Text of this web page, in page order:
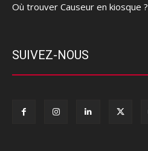
Où trouver Causeur en kiosque ?
SUIVEZ-NOUS